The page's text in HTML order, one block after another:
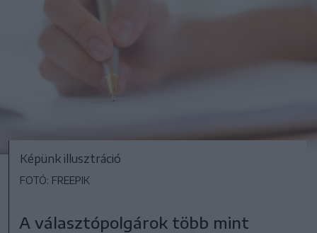
Képünk illusztráció
FOTÓ: FREEPIK
A választópolgárok több mint